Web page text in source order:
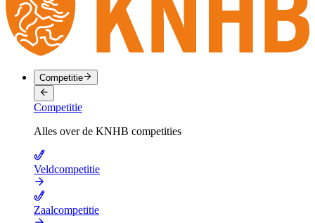
Competitie
Competitie
Alles over de KNHB competities
Veldcompetitie
Zaalcompetitie